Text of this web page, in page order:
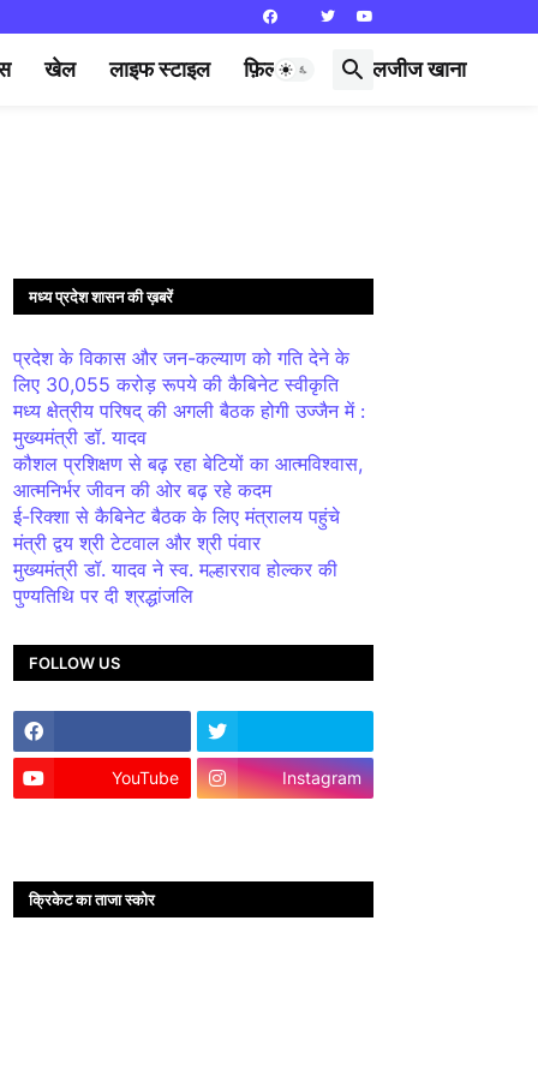
खेल लाइफ स्टाइल फ़िल्मी दुनिया लजीज खाना
मध्य प्रदेश शासन की ख़बरें
प्रदेश के विकास और जन-कल्याण को गति देने के
लिए 30,055 करोड़ रूपये की कैबिनेट स्वीकृति
मध्य क्षेत्रीय परिषद् की अगली बैठक होगी उज्जैन में :
मुख्यमंत्री डॉ. यादव
कौशल प्रशिक्षण से बढ़ रहा बेटियों का आत्मविश्वास,
आत्मनिर्भर जीवन की ओर बढ़ रहे कदम
ई-रिक्शा से कैबिनेट बैठक के लिए मंत्रालय पहुंचे
मंत्री द्वय श्री टेटवाल और श्री पंवार
मुख्यमंत्री डॉ. यादव ने स्व. मल्हारराव होल्कर की
पुण्यतिथि पर दी श्रद्धांजलि
FOLLOW US
YouTube Instagram
क्रिकेट का ताजा स्कोर